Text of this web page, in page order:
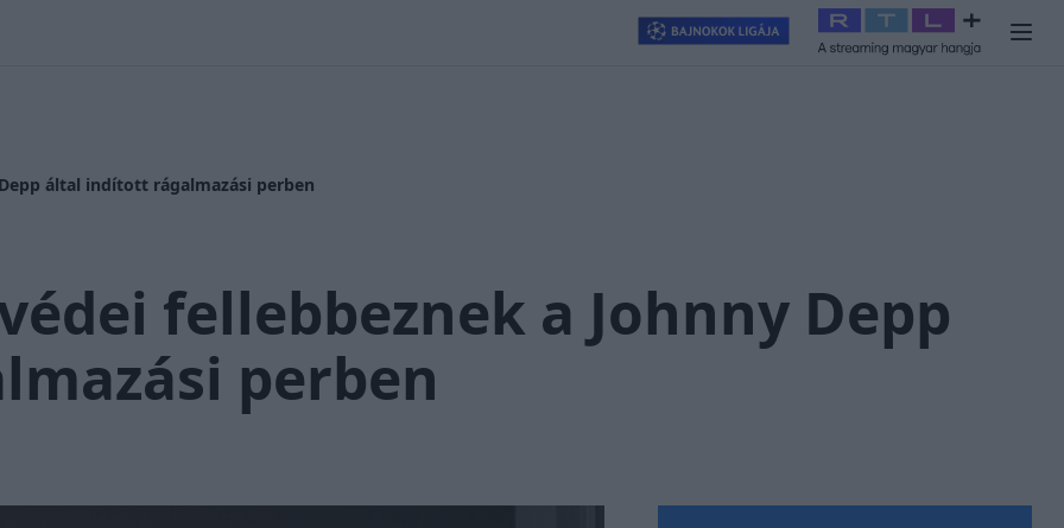
RTL+ #Exek csatája 2026 #Celeb vagyok, ments
által indított rágalmazási perben
fellebbeznek a Johnny Depp
perben